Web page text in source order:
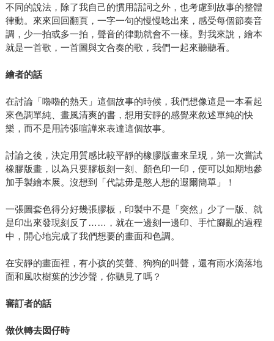
不同的說法，除了我自己的慣用語詞之外，也考慮到故事的整體
律動。來來回回翻頁，一字一句的慢慢唸出來，感受每個節奏音
調，少一拍或多一拍，聲音的律動就會不一樣。對我來說，繪本
就是一首歌，一首圖與文合奏的歌，我們一起來聽聽看。
繪者的話
在討論「嚕嚕的熱天」這個故事的時候，我們想像這是一本看起
來色調單純、畫風清爽的書，想用安靜的感覺來敘述單純的快
樂，而不是用誇張喧譁來表達這個故事。
討論之後，決定用質感比較平靜的橡膠版畫來呈現，第一次嘗試
橡膠版畫，以為只要膠板刻一刻、顏色印一印，便可以如期地參
加手製繪本展。沒想到「代誌毋是憨人想的遐爾簡單」！
一張圖套色得分好幾張膠板，印製中不是「突然」少了一版、就
是印出來發現刻反了……，就在一邊刻一邊印、手忙腳亂的過程
中，開心地完成了我們想要的畫面和色調。
在安靜的畫面裡，有小孩的笑聲、狗狗的叫聲，還有雨水滴落地
面和風吹樹葉的沙沙聲，你聽見了嗎？
審訂者的話
做伙轉去囡仔時